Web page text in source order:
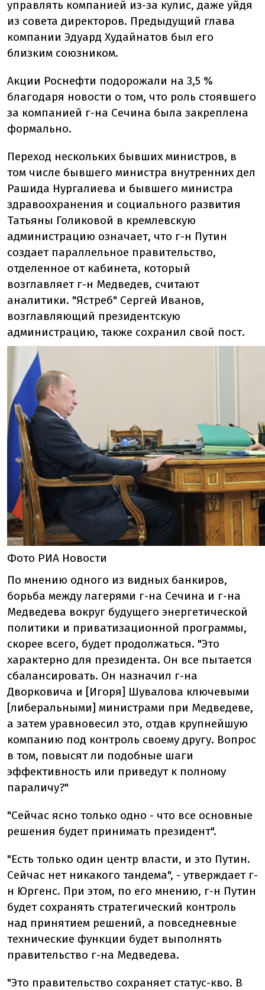
управлять компанией из-за кулис, даже уйдя
из совета директоров. Предыдущий глава
компании Эдуард Худайнатов был его
близким союзником.
Акции Роснефти подорожали на 3,5 %
благодаря новости о том, что роль стоявшего
за компанией г-на Сечина была закреплена
формально.
Переход нескольких бывших министров, в
том числе бывшего министра внутренних дел
Рашида Нургалиева и бывшего министра
здравоохранения и социального развития
Татьяны Голиковой в кремлевскую
администрацию означает, что г-н Путин
создает параллельное правительство,
отделенное от кабинета, который
возглавляет г-н Медведев, считают
аналитики. "Ястреб" Сергей Иванов,
возглавляющий президентскую
администрацию, также сохранил свой пост.
Фото РИА Новости
По мнению одного из видных банкиров,
борьба между лагерями г-на Сечина и г-на
Медведева вокруг будущего энергетической
политики и приватизационной программы,
скорее всего, будет продолжаться. "Это
характерно для президента. Он все пытается
сбалансировать. Он назначил г-на
Дворковича и [Игоря] Шувалова ключевыми
[либеральными] министрами при Медведеве,
а затем уравновесил это, отдав крупнейшую
компанию под контроль своему другу. Вопрос
в том, повысят ли подобные шаги
эффективность или приведут к полному
параличу?"
"Сейчас ясно только одно - что все основные
решения будет принимать президент".
"Есть только один центр власти, и это Путин.
Сейчас нет никакого тандема", - утверждает г-
н Юргенс. При этом, по его мнению, г-н Путин
будет сохранять стратегический контроль
над принятием решений, а повседневные
технические функции будет выполнять
правительство г-на Медведева.
"Это правительство сохраняет статус-кво. В